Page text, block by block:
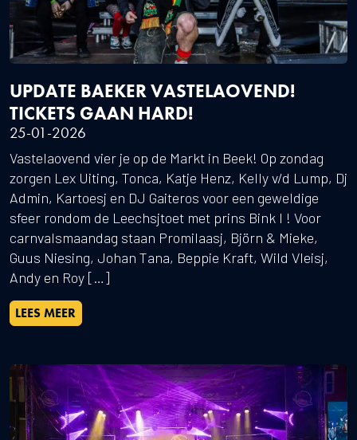
UPDATE BAEKER VASTELAOVEND!
TICKETS GAAN HARD!
25-01-2026
Vastelaovend vier je op de Markt in Beek! Op zondag
zorgen Lex Uiting, Tonca, Katje Henz, Kelly v/d Lump, Dj
Admin, Kartoesj en DJ Gaiteros voor een geweldige
sfeer rondom de Leechsjtoet met prins Bink I ! Voor
carnvalsmaandag staan Promilaasj, Björn & Mieke,
Guus Niesing, Johan Tana, Beppie Kraft, Wild Vleisj,
Andy en Roy […]
LEES MEER